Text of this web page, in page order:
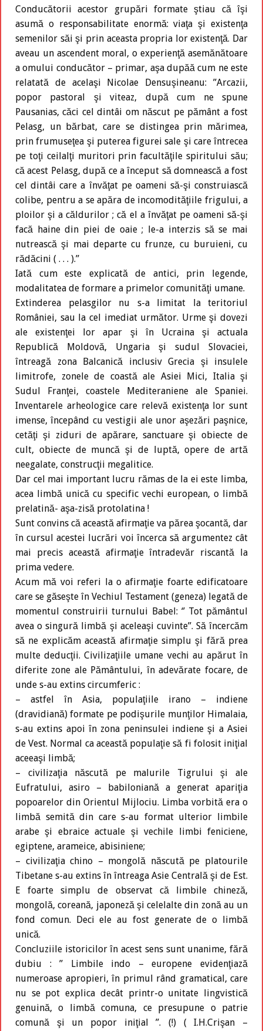
Conducătorii acestor grupări formate ştiau că îşi
asumă o responsabilitate enormă: viaţa şi existenţa
semenilor săi şi prin aceasta propria lor existenţă. Dar
aveau un ascendent moral, o experienţă asemănătoare
a omului conducător – primar, aşa dupăă cum ne este
relatată de acelaşi Nicolae Densuşineanu: ’’Arcazii,
popor pastoral şi viteaz, după cum ne spune
Pausanias, căci cel dintâi om născut pe pământ a fost
Pelasg, un bărbat, care se distingea prin mărimea,
prin frumuseţea şi puterea figurei sale şi care întrecea
pe toţi ceilalţi muritori prin facultăţile spiritului său;
că acest Pelasg, după ce a început să domnească a fost
cel dintâi care a învăţat pe oameni să-şi construiască
colibe, pentru a se apăra de incomodităţiile frigului, a
ploilor şi a căldurilor ; că el a învăţat pe oameni să-şi
facă haine din piei de oaie ; le-a interzis să se mai
nutrească şi mai departe cu frunze, cu buruieni, cu
rădăcini ( . . . ).’’
Iată cum este explicată de antici, prin legende,
modalitatea de formare a primelor comunităţi umane.
Extinderea pelasgilor nu s-a limitat la teritoriul
României, sau la cel imediat următor. Urme şi dovezi
ale existenţei lor apar şi în Ucraina şi actuala
Republică Moldovă, Ungaria şi sudul Slovaciei,
întreagă zona Balcanică inclusiv Grecia şi insulele
limitrofe, zonele de coastă ale Asiei Mici, Italia şi
Sudul Franţei, coastele Mediteraniene ale Spaniei.
Inventarele arheologice care relevă existenţa lor sunt
imense, începând cu vestigii ale unor aşezări paşnice,
cetăţi şi ziduri de apărare, sanctuare şi obiecte de
cult, obiecte de muncă şi de luptă, opere de artă
neegalate, construcţii megalitice.
Dar cel mai important lucru rămas de la ei este limba,
acea limbă unică cu specific vechi european, o limbă
prelatină- aşa-zisă protolatina !
Sunt convins că această afirmaţie va părea şocantă, dar
în cursul acestei lucrări voi încerca să argumentez cât
mai precis această afirmaţie întradevăr riscantă la
prima vedere.
Acum mă voi referi la o afirmaţie foarte edificatoare
care se găseşte în Vechiul Testament (geneza) legată de
momentul construirii turnului Babel: ‘’ Tot pământul
avea o singură limbă şi aceleaşi cuvinte’’. Să încercăm
să ne explicăm această afirmaţie simplu şi fără prea
multe deducţii. Civilizaţiile umane vechi au apărut în
diferite zone ale Pământului, în adevărate focare, de
unde s-au extins circumferic :
– astfel în Asia, populaţiile irano – indiene
(dravidiană) formate pe podişurile munţilor Himalaia,
s-au extins apoi în zona peninsulei indiene şi a Asiei
de Vest. Normal ca această populaţie să fi folosit iniţial
aceeaşi limbă;
– civilizaţia născută pe malurile Tigrului şi ale
Eufratului, asiro – babiloniană a generat apariţia
popoarelor din Orientul Mijlociu. Limba vorbită era o
limbă semită din care s-au format ulterior limbile
arabe şi ebraice actuale şi vechile limbi feniciene,
egiptene, arameice, abisiniene;
– civilizaţia chino – mongolă născută pe platourile
Tibetane s-au extins în întreaga Asie Centrală şi de Est.
E foarte simplu de observat că limbile chineză,
mongolă, coreană, japoneză şi celelalte din zonă au un
fond comun. Deci ele au fost generate de o limbă
unică.
Concluziile istoricilor în acest sens sunt unanime, fără
dubiu : ’’ Limbile indo – europene evidenţiază
numeroase apropieri, în primul rând gramatical, care
nu se pot explica decât printr-o unitate lingvistică
genuină, o limbă comuna, ce presupune o patrie
comună şi un popor iniţial ’’. (!) ( I.H.Crişan –